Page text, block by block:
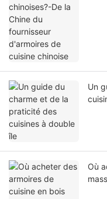
Un
Où